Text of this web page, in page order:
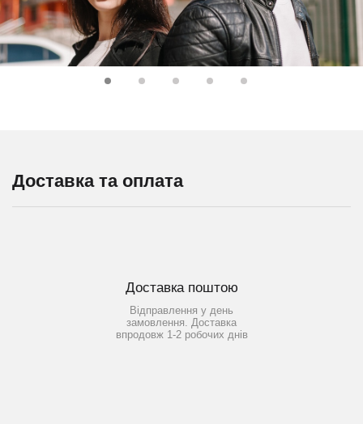
Доставка та оплата
Доставка поштою
Відправлення у день
замовлення. Доставка
впродовж 1-2 робочих днів